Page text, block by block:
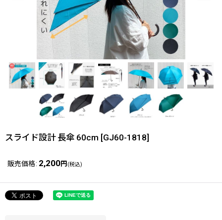
スライド設計 長傘 60cm [GJ60-1818]
販売価格: 2,200円 (税込)